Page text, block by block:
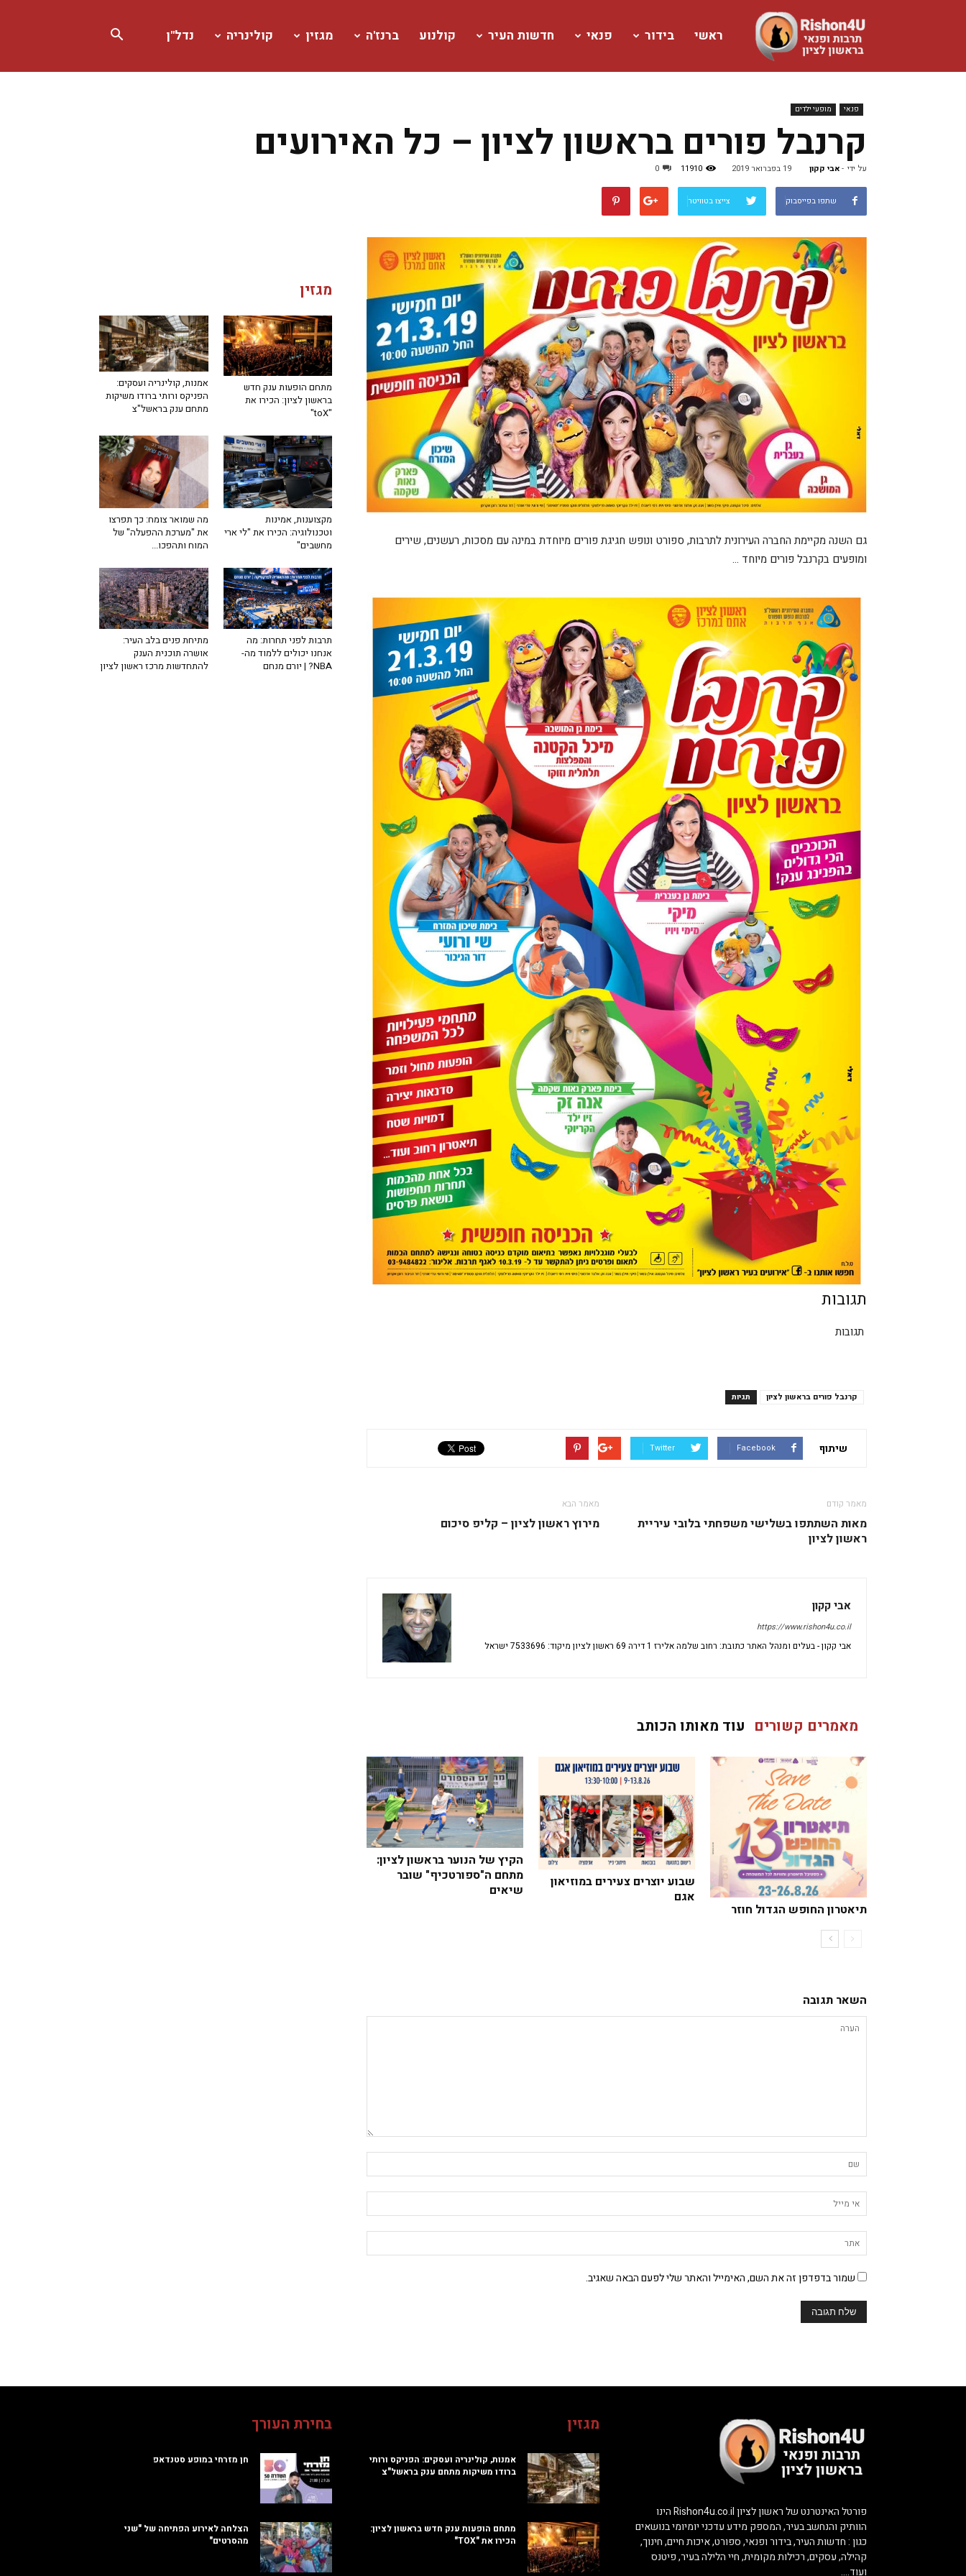
www.rishon4u.co.il
ראשי בידור פנאי חדשות העיר קולנוע ברנז'ה מגזין קולינריה נדל"ן
פנאי מופעי ילדים
קרנבל פורים בראשון לציון – כל האירועים
על ידי אבי קקון- 19 בפברואר 2019 11910
0
שתפו בפייסבוק צייצו בטוויטר
גם השנה מקיימת החברה העירונית לתרבות, ספורט ונופש חגיגת פורים מיוחדת במינה עם מסכות, רעשנים, שירים
ומופעים בקרנבל פורים מיוחד …
תגובות
תגובות
תגיות קרנבל פורים בראשון לציון
שיתוף Facebook
Twitter
מאמר קודם
מאות השתתפו בשלישי משפחתי בלובי עיריית
ראשון לציון
מאמר הבא
מירוץ ראשון לציון – קליפ סיכום
אבי קקון
https://www.rishon4u.co.il
אבי קקון - בעלים ומנהל האתר כתובת: רחוב שלמה אלירז 1 דירה 69 ראשון לציון מיקוד: 7533696 ישראל
מאמרים קשורים עוד מאותו הכותב
הקיץ של הנוער בראשון לציון:
מתחם ה"ספורטכיף" שובר
שיאים
שבוע יוצרים צעירים במוזיאון
אגם
תיאטרון החופש הגדול חוזר
השאר תגובה
שמור בדפדפן זה את השם, האימייל והאתר שלי לפעם הבאה שאגיב.
מגזין
אמנות, קולינריה ועסקים:
הפניקס ורותי ברודו משיקות
מתחם ענק בראשל"צ
מתחם הופעות ענק חדש
בראשון לציון: הכירו את
"toX"
מה שמואר צומח: כך תפרצו
את "מערכת ההפעלה" של
המוח ותהפכו...
מקצוענות, אמינות
וטכנולוגיה: הכירו את "לי ארי
מחשבים"
מתיחת פנים בלב העיר:
אושרה תוכנית הענק
להתחדשות מרכז ראשון לציון
תרבות לפני תחרות: מה
אנחנו יכולים ללמוד מה-
NBA? | יורם מנחם
בחירת העורך
חן מזרחי במופע סטנדאפ
הצלחה לאירוע הפתיחה של "שני
מהסרטים"
מגזין
אמנות, קולינריה ועסקים: הפניקס ורותי
ברודו משיקות מתחם ענק בראשל"צ
מתחם הופעות ענק חדש בראשון לציון:
הכירו את "TOX"
פורטל האינטרנט של ראשון לציון Rishon4u.co.il הינו
הוותיק והנחשב בעיר, המספק מידע עדכני יומיומי בנושאים
כגון : חדשות העיר, בידור ופנאי, ספורט, איכות חיים, חינוך,
קהילה, עסקים, רכילות מקומית, חיי הלילה בעיר, פיטנס
ועוד….